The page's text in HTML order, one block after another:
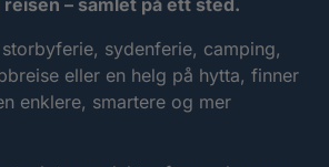
– samlet på ett sted.
sydenferie, camping,
eller en helg på hytta, finner
enklere, smartere og mer